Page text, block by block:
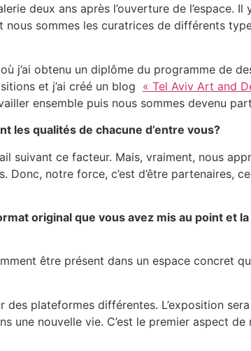
deux ans après l’ouverture de l’espace. Il
sommes les curatrices de différents
j’ai obtenu un diplôme du programme de
et j’ai créé un blog « Tel Aviv Art and
ensemble puis nous sommes devenu
les qualités de chacune d’entre vous?
suivant ce facteur. Mais, vraiment, nous
notre force, c’est d’être partenaires,
original que vous avez mis au point et
être présent dans un espace concret
des plateformes différentes. L’exposition
une nouvelle vie. C’est le premier aspect